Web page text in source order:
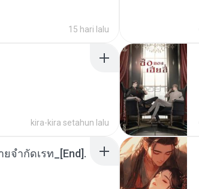
15 hari lalu
kira-kira setahun lalu
จำกัดเรท_[End].